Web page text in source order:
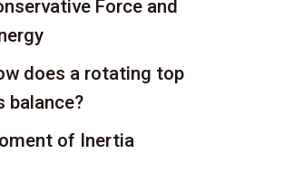
Force and
does a rotating top
balance?
of Inertia